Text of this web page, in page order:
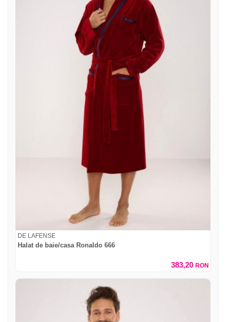
DE LAFENSE
Halat de baie/casa Ronaldo 666
383,20 RON